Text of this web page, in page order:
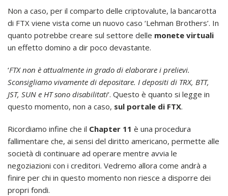
Non a caso, per il comparto delle criptovalute, la bancarotta
di FTX viene vista come un nuovo caso ‘Lehman Brothers’. In
quanto potrebbe creare sul settore delle monete virtuali
un effetto domino a dir poco devastante.
‘FTX non è attualmente in grado di elaborare i prelievi.
Sconsigliamo vivamente di depositare. I depositi di TRX, BTT,
JST, SUN e HT sono disabilitati‘. Questo è quanto si legge in
questo momento, non a caso, sul portale di FTX.
Ricordiamo infine che il Chapter 11 è una procedura
fallimentare che, ai sensi del diritto americano, permette alle
società di continuare ad operare mentre avvia le
negoziazioni con i creditori. Vedremo allora come andrà a
finire per chi in questo momento non riesce a disporre dei
propri fondi.